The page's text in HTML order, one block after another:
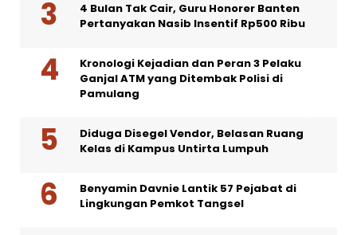
4 Bulan Tak Cair, Guru Honorer Banten
Pertanyakan Nasib Insentif Rp500 Ribu
Kronologi Kejadian dan Peran 3 Pelaku
Ganjal ATM yang Ditembak Polisi di
Pamulang
Diduga Disegel Vendor, Belasan Ruang
Kelas di Kampus Untirta Lumpuh
Benyamin Davnie Lantik 57 Pejabat di
Lingkungan Pemkot Tangsel